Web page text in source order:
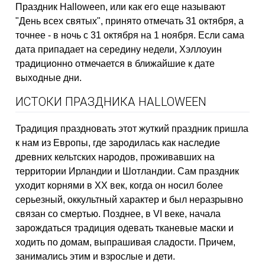
Праздник Halloween, или как его еще называют
"День всех святых", принято отмечать 31 октября, а
точнее - в ночь с 31 октября на 1 ноября. Если сама
дата припадает на середину недели, Хэллоуин
традиционно отмечается в ближайшие к дате
выходные дни.
ИСТОКИ ПРАЗДНИКА HALLOWEEN
Традиция праздновать этот жуткий праздник пришла
к нам из Европы, где зародилась как наследие
древних кельтских народов, проживавших на
территории Ирландии и Шотландии. Сам праздник
уходит корнями в XX век, когда он носил более
серьезный, оккультный характер и был неразрывно
связан со смертью. Позднее, в VI веке, начала
зарождаться традиция одевать тканевые маски и
ходить по домам, выпрашивая сладости. Причем,
занимались этим и взрослые и дети.